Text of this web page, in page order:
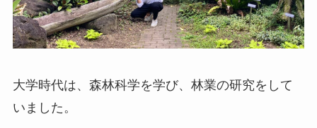
大学時代は、森林科学を学び、林業の研究をして
いました。